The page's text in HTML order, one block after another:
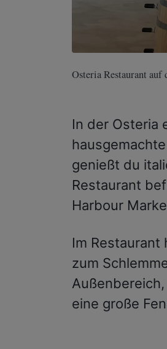
Osteria Restaurant auf
In der Osteria
genießt du
Restaurant
Harbour
Im
zum
eine große